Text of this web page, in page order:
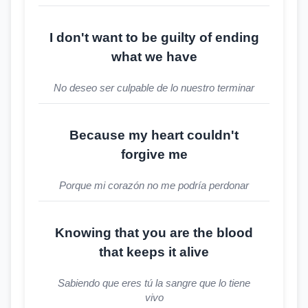
I don't want to be guilty of ending
what we have
No deseo ser culpable de lo nuestro terminar
Because my heart couldn't
forgive me
Porque mi corazón no me podría perdonar
Knowing that you are the blood
that keeps it alive
Sabiendo que eres tú la sangre que lo tiene
vivo